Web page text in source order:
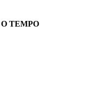
O TEMPO